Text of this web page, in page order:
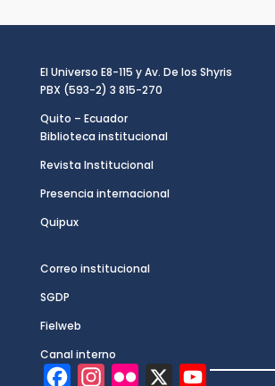
El Universo E8-115 y Av. De los Shyris
PBX (593-2) 3 815-270
Quito – Ecuador
Biblioteca institucional
Revista Institucional
Presencia internacional
Quipux
Correo institucional
SGDP
Fielweb
Canal interno
Y